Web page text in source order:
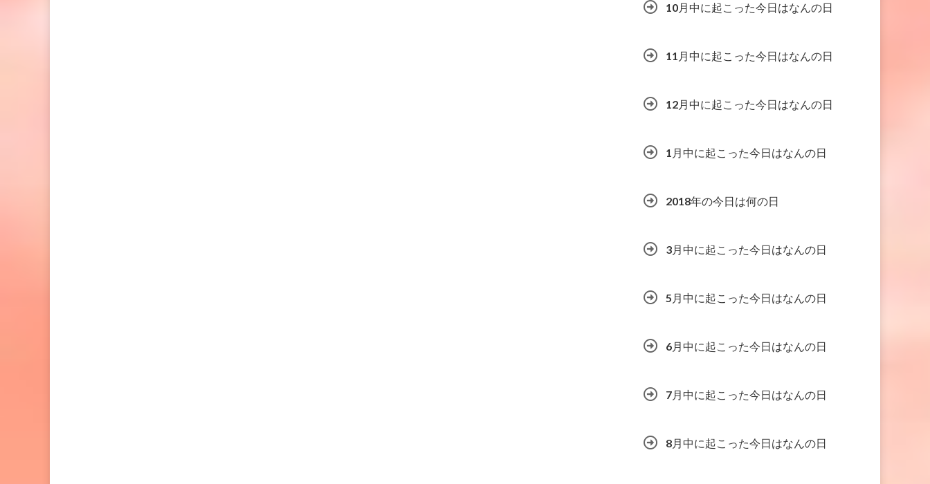
10月中に起こった今日はなんの日
11月中に起こった今日はなんの日
12月中に起こった今日はなんの日
1月中に起こった今日はなんの日
2018年の今日は何の日
3月中に起こった今日はなんの日
5月中に起こった今日はなんの日
6月中に起こった今日はなんの日
7月中に起こった今日はなんの日
8月中に起こった今日はなんの日